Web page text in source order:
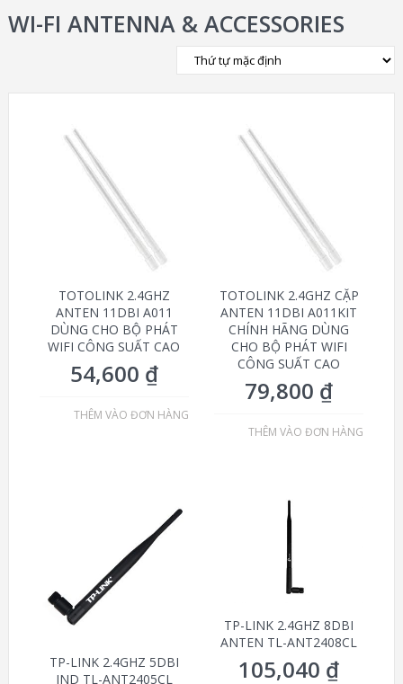
WI-FI ANTENNA & ACCESSORIES
TOTOLINK 2.4GHZ
ANTEN 11DBI A011
DÙNG CHO BỘ PHÁT
WIFI CÔNG SUẤT CAO
54,600 ₫
THÊM VÀO ĐƠN HÀNG
TOTOLINK 2.4GHZ CẶP
ANTEN 11DBI A011KIT
CHÍNH HÃNG DÙNG
CHO BỘ PHÁT WIFI
CÔNG SUẤT CAO
79,800 ₫
THÊM VÀO ĐƠN HÀNG
TP-LINK 2.4GHZ 5DBI
IND TL-ANT2405CL
TP-LINK 2.4GHZ 8DBI
ANTEN TL-ANT2408CL
105,040 ₫